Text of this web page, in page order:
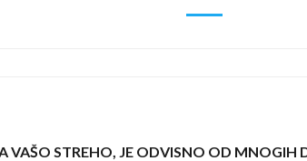
VAŠO STREHO, JE ODVISNO OD MNOGIH